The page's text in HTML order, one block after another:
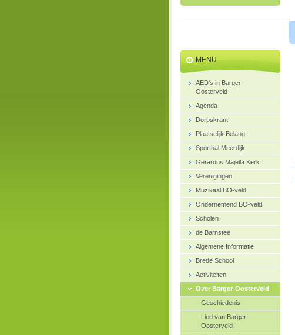
MENU
AED's in Barger-
Oosterveld
Agenda
Dorpskrant
Plaatselijk Belang
Sporthal Meerdijk
Gerardus Majella Kerk
Verenigingen
Muzikaal BO-veld
Ondernemend BO-veld
Scholen
de Barnstee
Algemene Informatie
Brede School
Activiteiten
Over Barger-Oosterveld
Geschiedenis
Lied van Barger-
Oosterveld